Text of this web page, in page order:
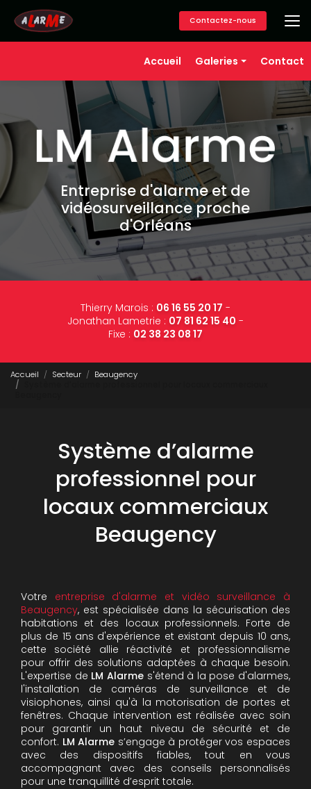
contenu
principal
Accueil
Galeries
Alarme
Vidéosurveillance
Contrôle d'accès
Téléassistance
Domotique
Contact
Contactez-nous
Entreprise d'alarme et de
vidéosurveillance proche
d'Orléans
Thierry Marois : 06 16 55 20 17 -
Jonathan Lametrie : 07 81 62 15 40 -
Fixe : 02 38 23 08 17
Accueil Secteur
Beaugency
Système d’alarme
professionnel pour
locaux commerciaux
Beaugency
Votre entreprise d'alarme et vidéo surveillance à
Beaugency, est spécialisée dans la sécurisation des
habitations et des locaux professionnels. Forte de
plus de 15 ans d'expérience et existant depuis 10 ans,
cette société allie réactivité et professionnalisme
pour offrir des solutions adaptées à chaque besoin.
L'expertise de LM Alarmes'étend à la pose d'alarmes,
l'installation de caméras de surveillance et de
visiophones, ainsi qu'à la motorisation de portes et
fenêtres. Chaque intervention est réalisée avec soin
pour garantir un haut niveau de sécurité et de
confort. LM Alarme s’engage à protéger vos espaces
avec des dispositifs fiables, tout en vous
accompagnant avec des conseils personnalisés
pour une tranquillité d’esprit totale.